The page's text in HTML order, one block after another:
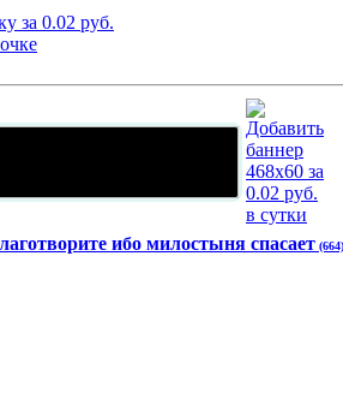
ибо милостыня спасает (664)